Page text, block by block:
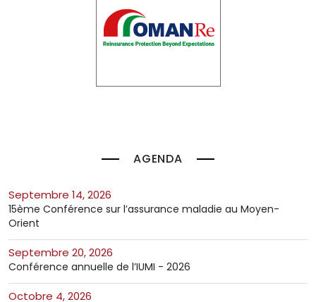
AGENDA
septembre 14, 2026
15ème Conférence sur l’assurance maladie au Moyen-
Orient
septembre 20, 2026
Conférence annuelle de l’IUMI - 2026
octobre 4, 2026